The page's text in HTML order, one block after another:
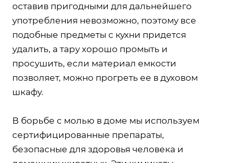
оставив пригодными для дальнейшего
употребления невозможно, поэтому все
подобные предметы с кухни придется
удалить, а тару хорошо промыть и
просушить, если материал емкости
позволяет, можно прогреть ее в духовом
шкафу.
В борьбе с молью в доме мы используем
сертифицированные препараты,
безопасные для здоровья человека и